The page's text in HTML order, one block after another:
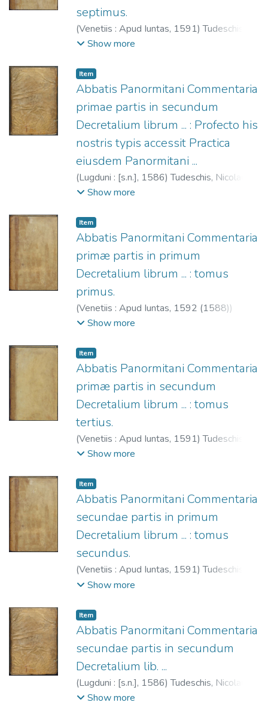
septimus.
(Venetiis : Apud Iuntas, 1591)Tudeschis,
Nicolaus de, 1386-1445.
Católica. Papa (1227-1241: Gregorio IX).
Decretales.
Show more
Item
Abbatis Panormitani Commentaria
primae partis in secundum
Decretalium librum ... : Profecto his
nostris typis accessit Practica
eiusdem Panormitani ...
(Lugduni : [s.n.], 1586)Tudeschis, Nicolaus
de, 1386-1445.
Gregorio IX). Decretales.
Show more
Item
Abbatis Panormitani Commentaria
primæ partis in primum
Decretalium librum ... : tomus
primus.
(Venetiis : Apud Iuntas, 1592 (1588))
Tudeschis, Nicolaus de, 1386-1445.
dell'Aquila che si rinnova (Venecia)
Católica. Papa (1227-1241: Gregorio IX).
Decretales.
Show more
Item
Abbatis Panormitani Commentaria
primæ partis in secundum
Decretalium librum ... : tomus
tertius.
(Venetiis : Apud Iuntas, 1591)Tudeschis,
Nicolaus de, 1386-1445.
dell'Aquila che si rinnova (Venecia).
Católica. Papa (1227-1241: Gregorio IX).
Decretales.
Show more
Item
Abbatis Panormitani Commentaria
secundae partis in primum
Decretalium librum ... : tomus
secundus.
(Venetiis : Apud Iuntas, 1591)Tudeschis,
Nicolaus de, 1386-1445.
dell'Aquila che si rinnova (Venecia)
Católica. Papa (1227-1241: Gregorio IX).
Decretales.
Show more
Item
Abbatis Panormitani Commentaria
secundae partis in secundum
Decretalium lib. ...
(Lugduni : [s.n.], 1586)Tudeschis, Nicolaus
de, 1386-1445.
Show more